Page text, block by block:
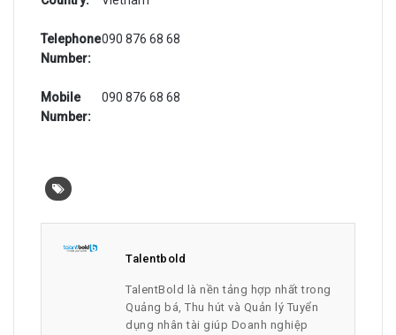
Telephone
Number:
090 876 68 68
Mobile
Number:
090 876 68 68
Talentbold
TalentBold là nền tảng hợp nhất trong
Quảng bá, Thu hút và Quản lý Tuyển
dụng nhân tài giúp Doanh nghiệp